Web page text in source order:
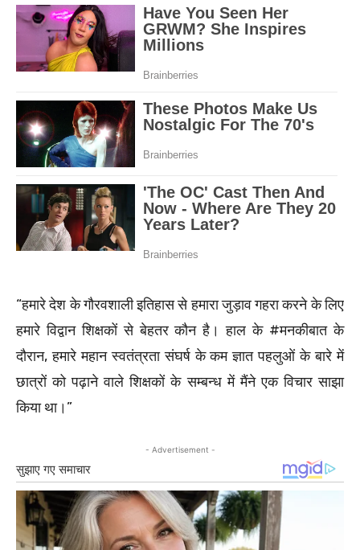
“हमारे देश के गौरवशाली इतिहास से हमारा जुड़ाव गहरा करने के लिए
हमारे विद्वान शिक्षकों से बेहतर कौन है। हाल के #मनकीबात के
दौरान, हमारे महान स्वतंत्रता संघर्ष के कम ज्ञात पहलुओं के बारे में
छात्रों को पढ़ाने वाले शिक्षकों के सम्बन्ध में मैंने एक विचार साझा
किया था।”
- Advertisement -